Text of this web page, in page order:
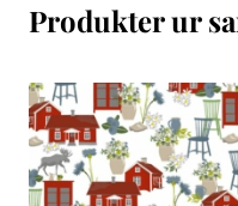
Produkter ur